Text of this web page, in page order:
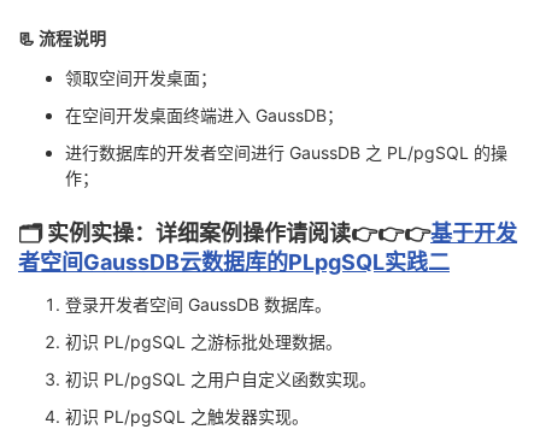
程
认
证
的
实
我
的
藏
支
声
📃 流程说明
领取空间开发桌面；
在空间开发桌面终端进入 GaussDB；
进行数据库的开发者空间进行 GaussDB 之 PL/pgSQL 的操
作；
🗂️ 实例实操： 详细案例操作请阅读👉️👉️👉️基于开发
者空间GaussDB云数据库的PLpgSQL实践二
登录开发者空间 GaussDB 数据库。
初识 PL/pgSQL 之游标批处理数据。
初识 PL/pgSQL 之用户自定义函数实现。
初识 PL/pgSQL 之触发器实现。